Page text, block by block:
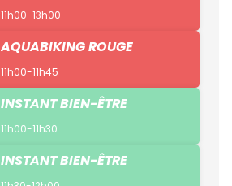
11h00-13h00
AQUABIKING ROUGE
11h00-11h45
INSTANT BIEN-ÊTRE
11h00-11h30
INSTANT BIEN-ÊTRE